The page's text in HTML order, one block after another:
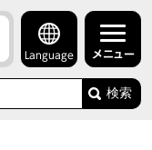
Language メニュー
検索